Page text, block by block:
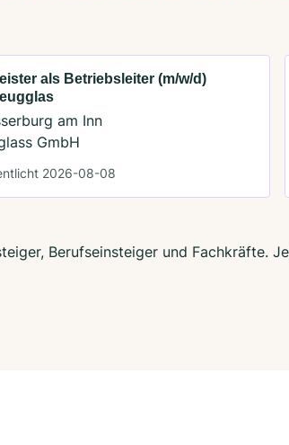
als Betriebsleiter (m/w/d)
am Inn
GmbH
2026-08-08
Berufseinsteiger und Fachkräfte.